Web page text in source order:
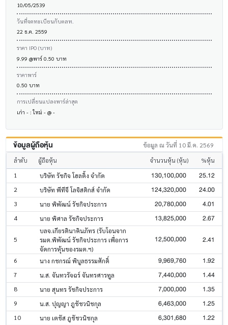
10/05/2539
วันที่จดทะเบียนกับตลท.
22 ธ.ค. 2559
ราคา IPO (บาท)
9.99 @พาร์ 0.50 บาท
ราคาพาร์
0.50 บาท
การเปลี่ยนแปลงพาร์ล่าสุด
เก่า - : ใหม่ - @ -
ข้อมูลผู้ถือหุ้น ข้อมูล ณ วันที่ 10 มี.ค. 2569
ลำดับ ผู้ถือหุ้น จำนวนหุ้น (หุ้น) %หุ้น
1 บริษัท รัชกิจ โฮลดิ้ง จำกัด 130,100,000 25.12
2 บริษัท พีทีจี โลจิสติกส์ จำกัด 124,320,000 24.00
3 นาย พิพัฒน์ รัชกิจประการ 20,780,000 4.01
4 นาย พิศาล รัชกิจประการ 13,825,000 2.67
5
บลจ.เกียรตินาคินภัทร (รับโอนจาก
รมต.พิพัฒน์ รัชกิจประการ เพื่อการ
จัดการหุ้นของรมต.ฯ)
12,500,000 2.41
6 นาง กชกรณ์ พิบูลธรรมศักดิ์ 9,969,760 1.92
7 น.ส. จันทวรัจฉร์ จันทรศารทูล 7,440,000 1.44
8 นาย สุนทร รัชกิจประการ 7,000,000 1.35
9 น.ส. ปุญญา ภูชัชวนิชกุล 6,463,000 1.25
10 นาย เตชัส ภูชัชวนิชกุล 6,301,680 1.22